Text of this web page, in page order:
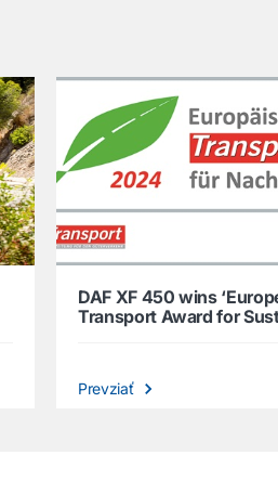
DAF XF 450 wins
Transport Award for
Prevziať